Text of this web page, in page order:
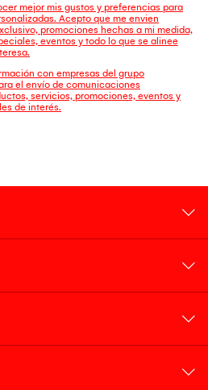
mejor mis gustos y preferencias para
Acepto que me envien
promociones hechas a mi medida,
eventos y todo lo que se alinee
con empresas del grupo
el envío de comunicaciones
servicios, promociones, eventos y
de interés.